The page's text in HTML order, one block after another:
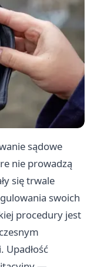
sądowe
nie prowadzą
się trwale
swoich
procedury jest
Upadłość